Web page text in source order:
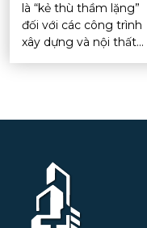
là “kẻ thù thầm lặng”
đối với các công trình
xây dựng và nội thất...